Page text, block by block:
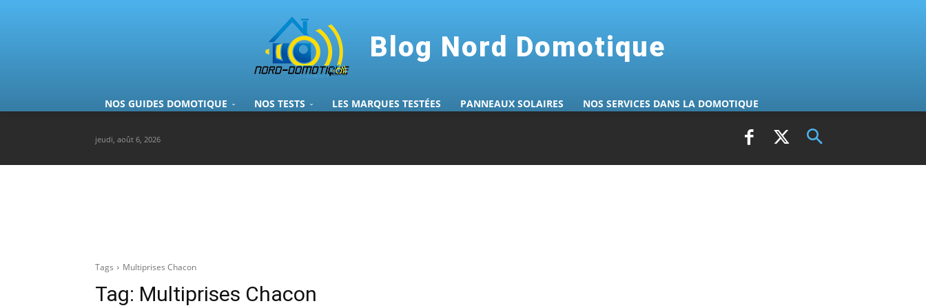
Blog Nord Domotique
NOS GUIDES DOMOTIQUE NOS TESTS LES MARQUES TESTÉES PANNEAUX SOLAIRES NOS SERVICES DANS LA DOMOTIQUE
jeudi, août 6, 2026
Tags Multiprises Chacon
Tag: Multiprises Chacon